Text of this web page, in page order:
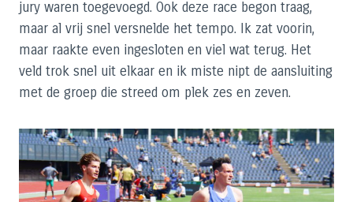
jury waren toegevoegd. Ook deze race begon traag,
maar al vrij snel versnelde het tempo. Ik zat voorin,
maar raakte even ingesloten en viel wat terug. Het
veld trok snel uit elkaar en ik miste nipt de aansluiting
met de groep die streed om plek zes en zeven.